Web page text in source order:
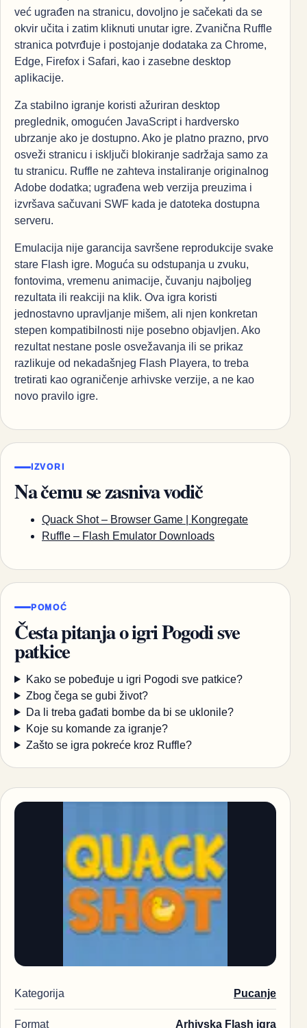
već ugrađen na stranicu, dovoljno je sačekati da se
okvir učita i zatim kliknuti unutar igre. Zvanična Ruffle
stranica potvrđuje i postojanje dodataka za Chrome,
Edge, Firefox i Safari, kao i zasebne desktop
aplikacije.
Za stabilno igranje koristi ažuriran desktop
preglednik, omogućen JavaScript i hardversko
ubrzanje ako je dostupno. Ako je platno prazno, prvo
osveži stranicu i isključi blokiranje sadržaja samo za
tu stranicu. Ruffle ne zahteva instaliranje originalnog
Adobe dodatka; ugrađena web verzija preuzima i
izvršava sačuvani SWF kada je datoteka dostupna
serveru.
Emulacija nije garancija savršene reprodukcije svake
stare Flash igre. Moguća su odstupanja u zvuku,
fontovima, vremenu animacije, čuvanju najboljeg
rezultata ili reakciji na klik. Ova igra koristi
jednostavno upravljanje mišem, ali njen konkretan
stepen kompatibilnosti nije posebno objavljen. Ako
rezultat nestane posle osvežavanja ili se prikaz
razlikuje od nekadašnjeg Flash Playera, to treba
tretirati kao ograničenje arhivske verzije, a ne kao
novo pravilo igre.
IZVORI
Na čemu se zasniva vodič
Quack Shot – Browser Game | Kongregate
Ruffle – Flash Emulator Downloads
POMOĆ
Česta pitanja o igri Pogodi sve
patkice
Kako se pobeđuje u igri Pogodi sve patkice?
Zbog čega se gubi život?
Da li treba gađati bombe da bi se uklonile?
Koje su komande za igranje?
Zašto se igra pokreće kroz Ruffle?
Kategorija Pucanje
Format Arhivska Flash igra